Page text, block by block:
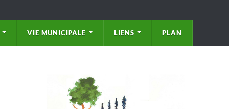
VIE MUNICIPALE LIENS PLAN